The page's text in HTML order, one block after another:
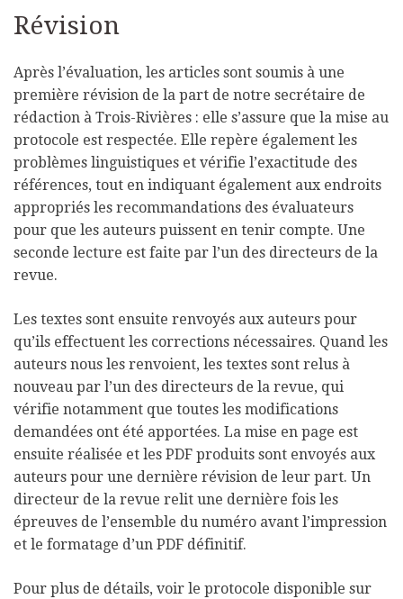
Révision
Après l’évaluation, les articles sont soumis à une
première révision de la part de notre secrétaire de
rédaction à Trois-Rivières : elle s’assure que la mise au
protocole est respectée. Elle repère également les
problèmes linguistiques et vérifie l’exactitude des
références, tout en indiquant également aux endroits
appropriés les recommandations des évaluateurs
pour que les auteurs puissent en tenir compte. Une
seconde lecture est faite par l’un des directeurs de la
revue.
Les textes sont ensuite renvoyés aux auteurs pour
qu’ils effectuent les corrections nécessaires. Quand les
auteurs nous les renvoient, les textes sont relus à
nouveau par l’un des directeurs de la revue, qui
vérifie notamment que toutes les modifications
demandées ont été apportées. La mise en page est
ensuite réalisée et les PDF produits sont envoyés aux
auteurs pour une dernière révision de leur part. Un
directeur de la revue relit une dernière fois les
épreuves de l’ensemble du numéro avant l’impression
et le formatage d’un PDF définitif.
Pour plus de détails, voir le protocole disponible sur